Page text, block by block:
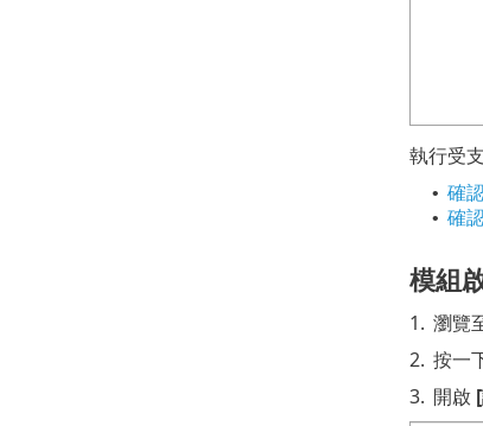
執行受
• 確
• 確
模組
1. 瀏覽
2. 按一
3. 開啟